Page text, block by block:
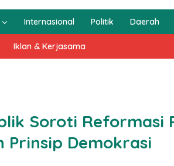
Internasional Politik Daerah
Iklan & Kerjasama
Soroti Reformasi
Prinsip Demokrasi